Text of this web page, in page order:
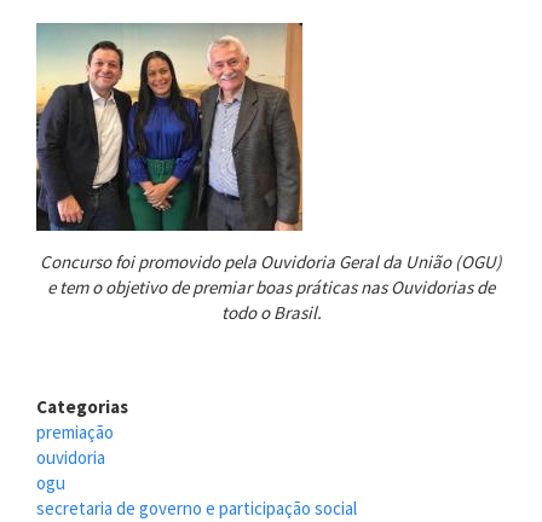
Concursofoipromovido pela Ouvidoria Geral da União (OGU)
e tem o objetivo de premiar boas práticas nas Ouvidorias de
todo o Brasil.
Categorias
premiação
ouvidoria
ogu
secretaria de governo e participação social